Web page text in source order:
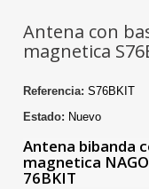
Antena con
magnetica
Referencia: S76BKIT
Estado: Nuevo
Antena bibanda
magnetica
76BKIT